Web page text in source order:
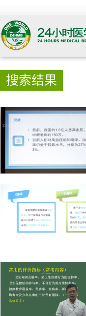
搜索结果